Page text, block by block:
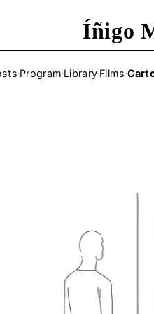
Íñigo
·Program·Library·Films·